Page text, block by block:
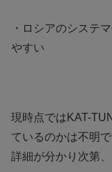
・ロシアのシステ
やすい
現時点ではKAT-
ているのかは不明で
詳細が分かり次第